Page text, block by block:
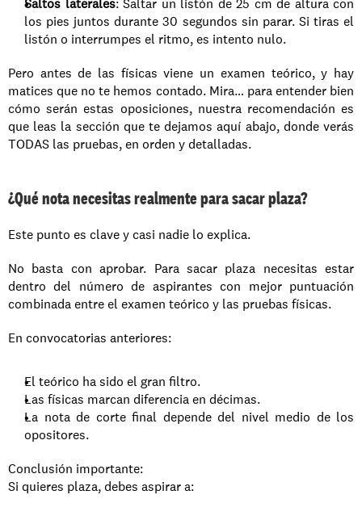
Saltos laterales: Saltar un listón de 25 cm de altura con
los pies juntos durante 30 segundos sin parar. Si tiras el
listón o interrumpes el ritmo, es intento nulo.
Pero antes de las físicas viene un examen teórico, y hay
matices que no te hemos contado. Mira… para entender bien
cómo serán estas oposiciones, nuestra recomendación es
que leas la sección que te dejamos aquí abajo, donde verás
TODAS las pruebas, en orden y detalladas.
¿Qué nota necesitas realmente para sacar plaza?
Este punto es clave y casi nadie lo explica.
No basta con aprobar. Para sacar plaza necesitas estar
dentro del número de aspirantes con mejor puntuación
combinada entre el examen teórico y las pruebas físicas.
En convocatorias anteriores:
El teórico ha sido el gran filtro.
Las físicas marcan diferencia en décimas.
La nota de corte final depende del nivel medio de los
opositores.
Conclusión importante:
Si quieres plaza, debes aspirar a: